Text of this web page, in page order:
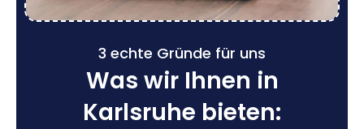
3 echte Gründe für uns
Was wir Ihnen in
Karlsruhe bieten: